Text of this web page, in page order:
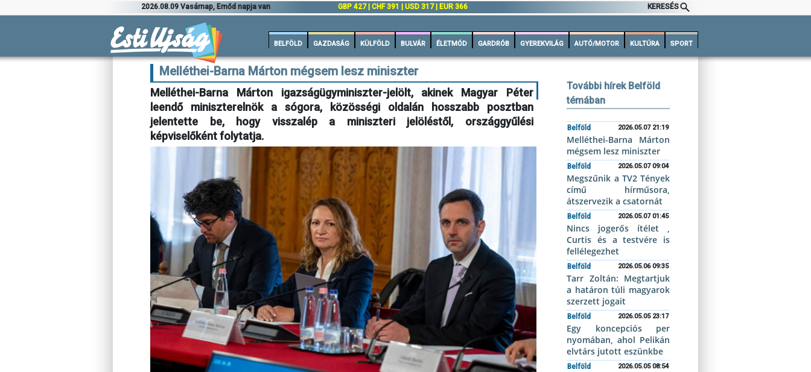
2026.08.09 Vasárnap, Emőd napja van GBP 427 | CHF 391 | USD 317 | EUR 366 KERESÉS
BELFÖLD GAZDASÁG KÜLFÖLD BULVÁR ÉLETMÓD GARDRÓB GYEREKVILÁG AUTÓ/MOTOR KULTÚRA SPORT
Melléthei-Barna Márton mégsem lesz miniszter
Melléthei-Barna Márton igazságügyminiszter-jelölt, akinek Magyar Péter
leendő miniszterelnök a sógora, közösségi oldalán hosszabb posztban
jelentette be, hogy visszalép a miniszteri jelöléstől, országgyűlési
képviselőként folytatja.
További hírek Belföld
témában
Belföld 2026.05.07 21:19
Melléthei-Barna Márton
mégsem lesz miniszter
Belföld 2026.05.07 09:04
Megszűnik a TV2 Tények
című hírműsora,
átszervezik a csatornát
Belföld 2026.05.07 01:45
Nincs jogerős ítélet ,
Curtis és a testvére is
fellélegezhet
Belföld 2026.05.06 09:35
Tarr Zoltán: Megtartjuk
a határon túli magyarok
szerzett jogait
Belföld 2026.05.05 23:17
Egy koncepciós per
nyomában, ahol Pelikán
elvtárs jutott eszünkbe
Belföld 2026.05.05 08:54